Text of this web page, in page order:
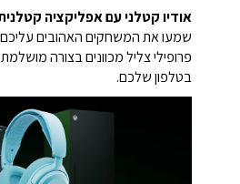
אודיו קטלני עם אפליקציה
שמעו את המשחקים האהובים
פרופילי צליל מכוונים בצורה
בטלפון שלכם.